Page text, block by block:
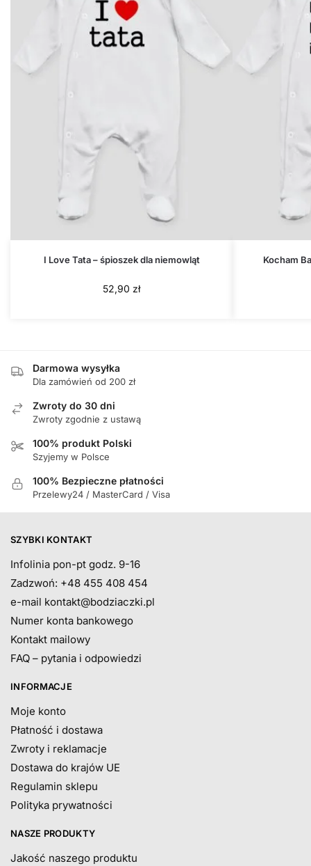
I Love Tata – śpioszek dla niemowląt
52,90 zł
Kocham
Darmowa wysyłka
Dla zamówień od 200 zł
Zwroty do 30 dni
Zwroty zgodnie z ustawą
100% produkt Polski
Szyjemy w Polsce
100% Bezpieczne płatności
Przelewy24 / MasterCard / Visa
SZYBKI KONTAKT
Infolinia pon-pt godz. 9-16
Zadzwoń: +48 455 408 454
e-mail kontakt@bodziaczki.pl
Numer konta bankowego
Kontakt mailowy
FAQ – pytania i odpowiedzi
INFORMACJE
Moje konto
Płatność i dostawa
Zwroty i reklamacje
Dostawa do krajów UE
Regulamin sklepu
Polityka prywatności
NASZE PRODUKTY
Jakość naszego produktu